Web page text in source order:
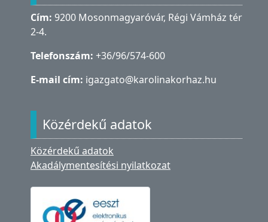
Cím: 9200 Mosonmagyaróvár, Régi Vámház tér
2-4.
Telefonszám: +36/96/574-600
E-mail cím: igazgato@karolinakorhaz.hu
Közérdekű adatok
Közérdekű adatok
Akadálymentesítési nyilatkozat